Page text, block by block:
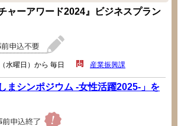
ャーアワード2024』ビジネスプラン
水曜日）から 毎日 産業振興課
まシンポジウム -女性活躍2025-」を